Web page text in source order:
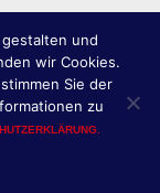
und
wir Cookies.
Sie der
zu